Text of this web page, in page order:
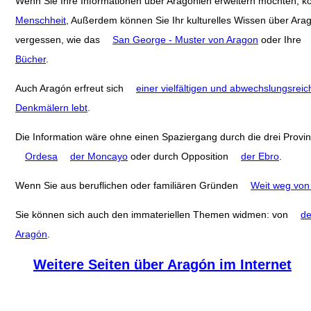
Menschheit , Außerdem können Sie Ihr kulturelles Wissen über
vergessen, wie das
San George - Muster von Aragon oder Ihre
Bücher.
Auch Aragón erfreut sich
einer vielfältigen und
Denkmälern lebt
Die Information wäre ohne einen Spaziergang durch die drei
Ordesa
der Moncayo oder durch Opposition der Ebro
Wenn Sie aus beruflichen oder familiären Gründen Weit weg
Sie können sich auch den immateriellen Themen widmen: von
Aragón
Weitere Seiten über Aragón im Internet